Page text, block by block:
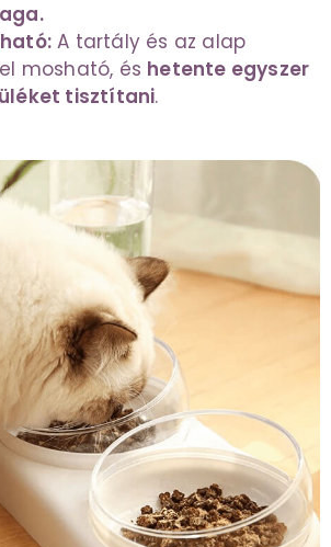
A tartály és az alap
mosható, és hetente egyszer
tisztítani.